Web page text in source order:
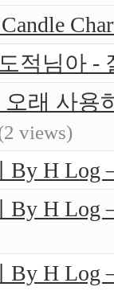
적님아 -
래 사용
views)
By H Log
By H Log
By H Log